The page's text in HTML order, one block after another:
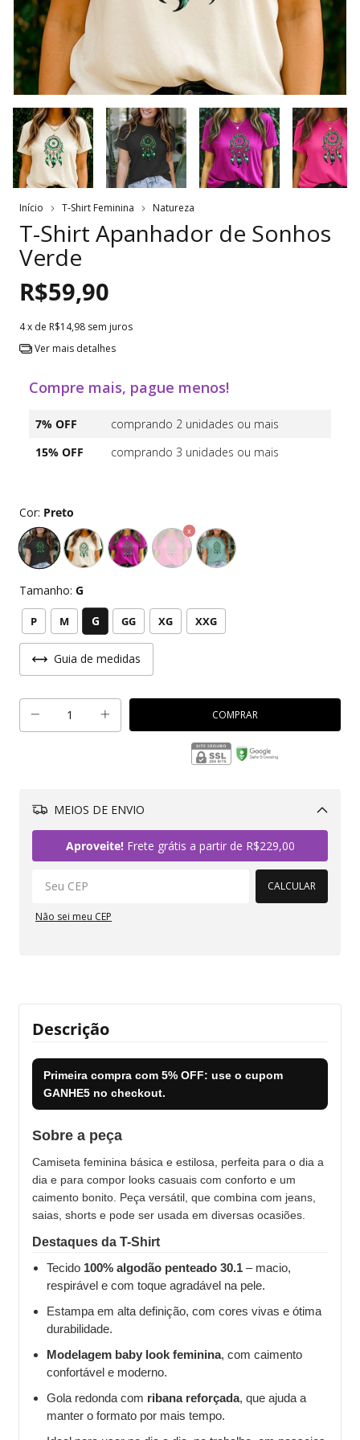
Início T-Shirt Feminina Natureza
T-Shirt Apanhador de Sonhos
Verde
R$59,90
4x de R$14,98 sem juros
Ver mais detalhes
Compre mais, pague menos!
7% OFF
comprando 2 unidades ou mais
15% OFF
comprando 3 unidades ou mais
Cor: Preto
Tamanho: G
P M G GG XG XXG
Guia de medidas
MEIOS DE ENVIO
Aproveite!Frete grátis a partir de R$229,00
CALCULAR
Não sei meu CEP
Descrição
Primeira compra com 5% OFF: use o cupom
GANHE5 no checkout.
Sobre a peça
Camiseta feminina básica e estilosa, perfeita para o dia a
dia e para compor looks casuais com conforto e um
caimento bonito. Peça versátil, que combina com jeans,
saias, shorts e pode ser usada em diversas ocasiões.
Destaques da T-Shirt
Tecido 100% algodão penteado 30.1 – macio,
respirável e com toque agradável na pele.
Estampa em alta definição, com cores vivas e ótima
durabilidade.
Modelagem baby look feminina, com caimento
confortável e moderno.
Gola redonda com ribana reforçada, que ajuda a
manter o formato por mais tempo.